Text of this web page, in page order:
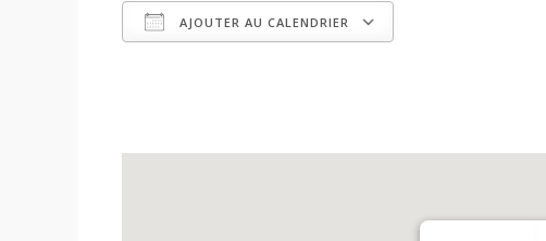
AJOUTER AU CALENDRIER
Calendrier